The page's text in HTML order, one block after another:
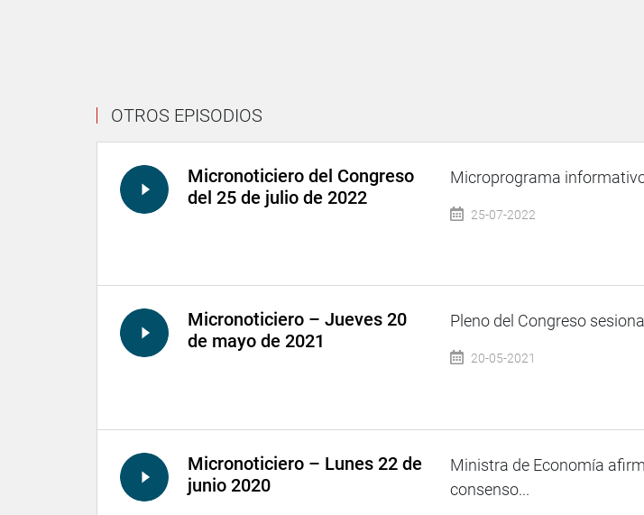
OTROS EPISODIOS
Micronoticiero del Congreso
del 25 de julio de 2022
Microprograma
25-07-2022
Micronoticiero – Jueves 20
de mayo de 2021
Pleno del Congreso
20-05-2021
Micronoticiero – Lunes 22 de
junio 2020
Ministra de Economía
consenso...